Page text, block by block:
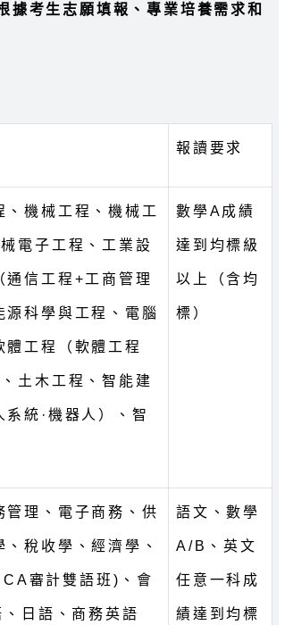
考生志願填報、專業培養需求和
報讀要求
機械工程、機械工
電子工程、工業設
通信工程+工商管理
科學與工程、電腦
工程（軟體工程
土木工程、智能建
統·機器人）、智
數學A成績
達到均標級
以上（含均
標）
管理、電子商務、供
稅收學、經濟學、
審計雙語班)、會
日語、商務英語
語文、數學
A/B、英文
任意一科成
績達到均標